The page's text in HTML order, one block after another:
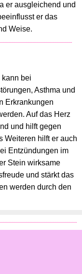
er ausgleichend und
er das
Weise.
kann bei
Asthma und
Erkrankungen
Auf das Herz
und hilft gegen
Weiteren hilft er auch
Entzündungen im
Stein wirksame
und stärkt das
werden durch den